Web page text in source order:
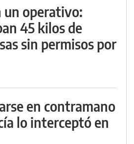
un operativo:
45 kilos de
sin permisos por
en contramano
lo interceptó en